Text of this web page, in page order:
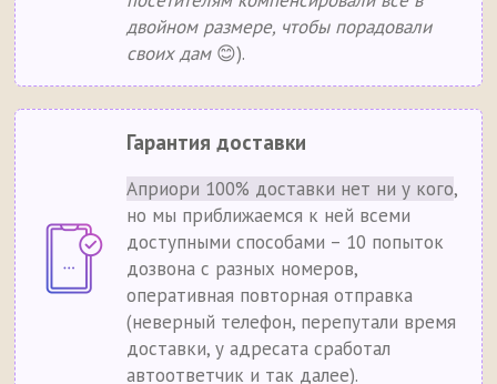
двойном размере, чтобы порадовали
своих дам😊).
Гарантия доставки
Априори 100% доставки нет ни у кого,
но мы приближаемся к ней всеми
доступными способами – 10 попыток
дозвона с разных номеров,
оперативная повторная отправка
(неверный телефон, перепутали время
доставки, у адресата сработал
автоответчик и так далее).